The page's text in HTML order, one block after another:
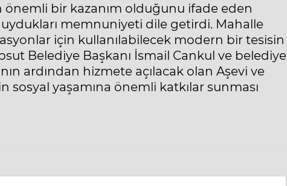
önemli bir kazanım olduğunu ifade eden
memnuniyeti dile getirdi. Mahalle
için kullanılabilecek modern bir tesisin
Belediye Başkanı İsmail Cankul ve belediye
ardından hizmete açılacak olan Aşevi ve
sosyal yaşamına önemli katkılar sunması